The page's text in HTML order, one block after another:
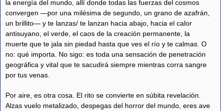
la energía del mundo, allí donde todas las fuerzas del cosmos
convergen —por una milésima de segundo, un grano de azafrán,
un brillito— y te lanzas/ te lanzan hacia abajo, hacia el calor
antisuyano, el verde, el caos de la creación permanente, la
muerte que te jala sin piedad hasta que ves el río y te calmas. O
no: qué importa. No sigo: es toda una sensación de penetración
geográfica y vital que te sacudirá siempre mientras corra sangre
por tus venas.
Por aire, es otra cosa. El rito se convierte en súbita revelación.
Alzas vuelo metalizado, despegas del horror del mundo, eres ave